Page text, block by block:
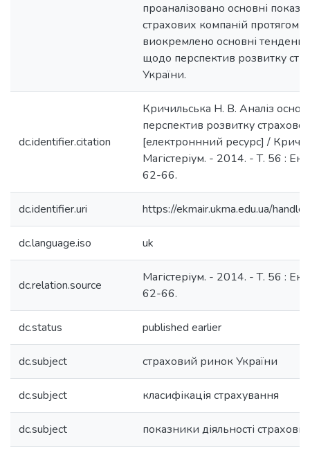
проаналізовано основні
страхових компаній протягом
виокремлено основні
щодо перспектив розвитку
України.
dc.identifier.citation
Кричильська Н. В. Аналіз
перспектив розвитку
[електроннний ресурс] /
Магістеріум. - 2014. - Т. 56 :
62-66.
dc.identifier.uri https://ekmair.ukma.edu.ua/
dc.language.iso uk
dc.relation.source
Магістеріум. - 2014. - Т. 56 :
62-66.
dc.status published earlier
dc.subject страховий ринок України
dc.subject класифікація страхування
dc.subject показники діяльності